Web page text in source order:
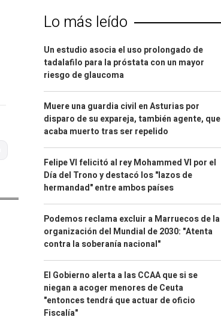
Lo más leído
Un estudio asocia el uso prolongado de
tadalafilo para la próstata con un mayor
riesgo de glaucoma
Muere una guardia civil en Asturias por
disparo de su expareja, también agente, que
acaba muerto tras ser repelido
Felipe VI felicitó al rey Mohammed VI por el
Día del Trono y destacó los "lazos de
hermandad" entre ambos países
Podemos reclama excluir a Marruecos de la
organización del Mundial de 2030: "Atenta
contra la soberanía nacional"
El Gobierno alerta a las CCAA que si se
niegan a acoger menores de Ceuta
"entonces tendrá que actuar de oficio
Fiscalía"